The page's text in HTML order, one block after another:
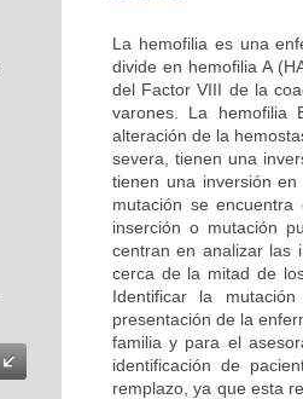
La hemofilia es una
divide en hemofilia A
del Factor VIII de la
varones. La hemofilia
alteración de la
severa, tienen una
tienen una inversión
mutación se
inserción o mutación
centran en analizar las
cerca de la mitad de
Identificar la
presentación de la
familia y para el
identificación de
remplazo, ya que esta